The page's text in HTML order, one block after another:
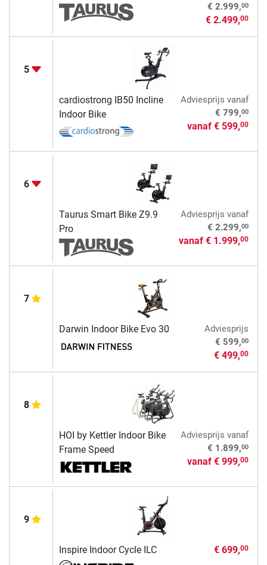
€ 2.999,00
€ 2.499,00
5
cardiostrong IB50 Incline
Indoor Bike
Adviesprijs vanaf
€ 799,00
vanaf € 599,00
6
Taurus Smart Bike Z9.9
Pro
Adviesprijs vanaf
€ 2.299,00
vanaf € 1.999,00
7
Darwin Indoor Bike Evo 30
Adviesprijs
€ 599,00
€ 499,00
8
HOI by Kettler Indoor Bike
Frame Speed
Adviesprijs vanaf
€ 1.899,00
vanaf € 999,00
9
Inspire Indoor Cycle ILC € 699,00